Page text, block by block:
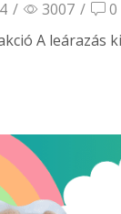
/ 3007 /
0
A leárazás